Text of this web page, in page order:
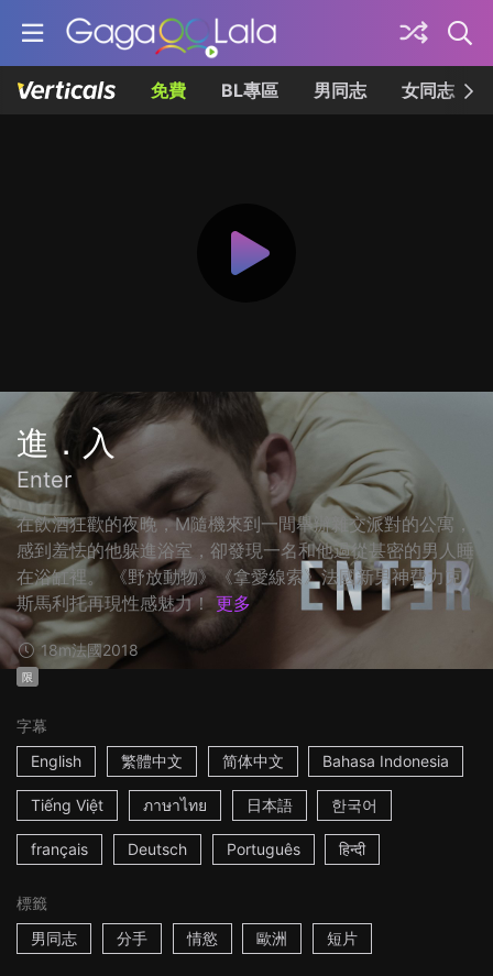
免費 BL專區 男同志 女同志
進．入
Enter
在飲酒狂歡的夜晚，M隨機來到一間舉辦雜交派對的公寓，
感到羞怯的他躲進浴室，卻發現一名和他過從甚密的男人睡
在浴缸裡。 《野放動物》《拿愛線索》法國新男神費力克
斯馬利托再現性感魅力！ 更多
18m法國2018
限
字幕
English
繁體中文 简体中文 Bahasa Indonesia
Tiếng Việt ภาษาไทย 日本語 한국어
français Deutsch Português हिन्दी
標籤
男同志
分手 情慾 歐洲 短片